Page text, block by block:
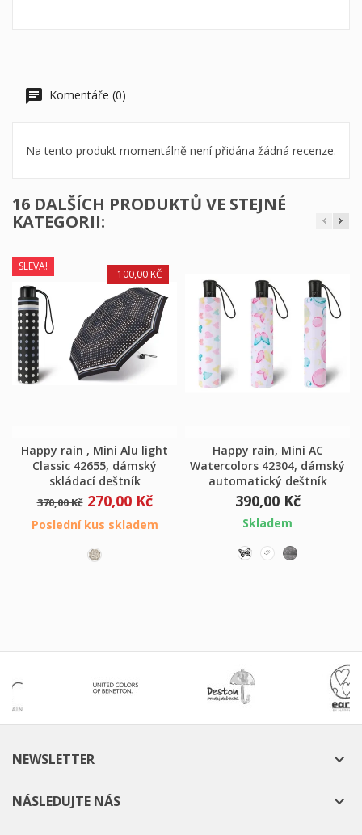
Komentáře (0)
Na tento produkt momentálně není přidána žádná recenze.
16 DALŠÍCH PRODUKTŮ VE STEJNÉ
KATEGORII:
SLEVA!
Happy rain , Mini Alu light
Classic 42655, dámský
skládací deštník
370,00 Kč
-100,00 KČ
270,00 Kč
Poslední kus skladem
Happy rain, Mini AC
Watercolors 42304, dámský
automatický deštník
390,00 Kč
Skladem
NEWSLETTER 
NÁSLEDUJTE NÁS 